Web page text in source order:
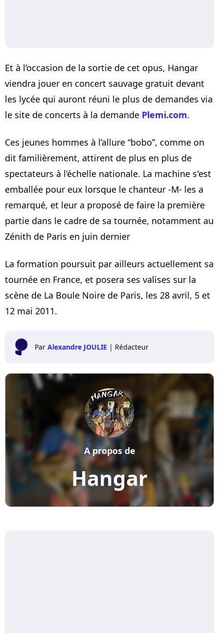
Et à l’occasion de la sortie de cet opus, Hangar
viendra jouer en concert sauvage gratuit devant
les lycée qui auront réuni le plus de demandes via
le site de concerts à la demande Plemi.com.
Ces jeunes hommes à l’allure “bobo”, comme on
dit familièrement, attirent de plus en plus de
spectateurs à l’échelle nationale. La machine s'est
emballée pour eux lorsque le chanteur -M- les a
remarqué, et leur a proposé de faire la première
partie dans le cadre de sa tournée, notamment au
Zénith de Paris en juin dernier
La formation poursuit par ailleurs actuellement sa
tournée en France, et posera ses valises sur la
scène de La Boule Noire de Paris, les 28 avril, 5 et
12 mai 2011.
Par Alexandre JOULIE | Rédacteur
Hangar
A propos de